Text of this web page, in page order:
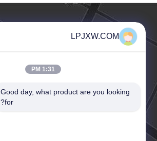
LPJXW.COM
1:31 PM
Good day, what product are you looking
for?